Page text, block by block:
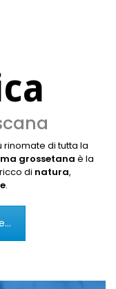
rinomate di tutta la
grossetana è la
di natura,
.